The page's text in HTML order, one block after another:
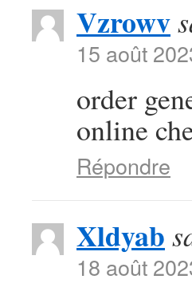
Vzrowv
15 août
order
online
Répondre
Xldyab
18 août